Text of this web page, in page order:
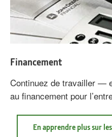
Financement
Continuez de travailler —
au financement pour
En apprendre plus sur